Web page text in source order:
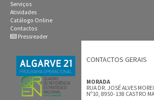
Serviços
Atividades
Catálogo Online
Contactos
Pressreader
CONTACTOS GERAIS
MORADA
RUA DR. JOSÉ ALVES
Nº10, 8950-138 CASTRO